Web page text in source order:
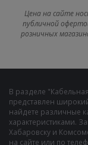
Цена на сайте
публичной
розничных
В разделе
представлен
найдете различные
характеристиками.
Хабаровску и
на сайте или по